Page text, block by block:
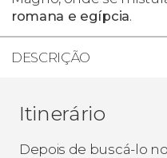
romana e egípcia.
DESCRIÇÃO
Itinerário
Depois de buscá-lo no